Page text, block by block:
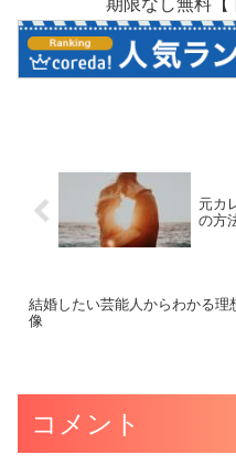
期限なし無料【
元カ
の方
結婚したい芸能人からわかる理
像
コメント